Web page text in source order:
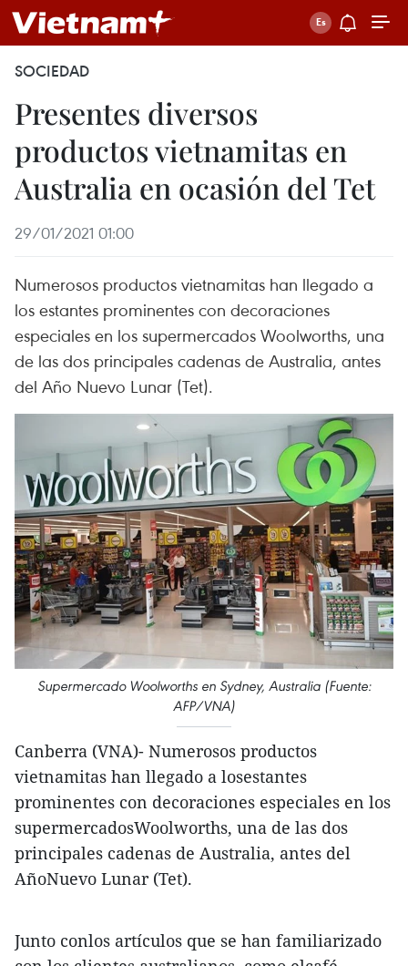
SOCIEDAD
Presentes diversos
productos vietnamitas en
Australia en ocasión del Tet
29/01/2021 01:00
Numerosos productos vietnamitas han llegado a
los estantes prominentes con decoraciones
especiales en los supermercados Woolworths, una
de las dos principales cadenas de Australia, antes
del Año Nuevo Lunar (Tet).
Supermercado Woolworths en Sydney, Australia (Fuente:
AFP/VNA)
Canberra (VNA)- Numerosos productos
vietnamitas han llegado a losestantes
prominentes con decoraciones especiales en los
supermercadosWoolworths, una de las dos
principales cadenas de Australia, antes del
AñoNuevo Lunar (Tet).
Junto conlos artículos que se han familiarizado